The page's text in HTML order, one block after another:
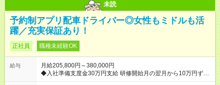
未読
予約制アプリ配車ドライバー◎女性もミドルも活
躍／充実保証あり！
正社員 職種未経験OK
給与
月給205,800円～380,000円
◆入社準備支度金30万円支給 研修開始月の翌月から10万円ずつ3
ヶ月に渡り支給 ●本社（戸塚営業所）／川崎営業所／保土ヶ谷営